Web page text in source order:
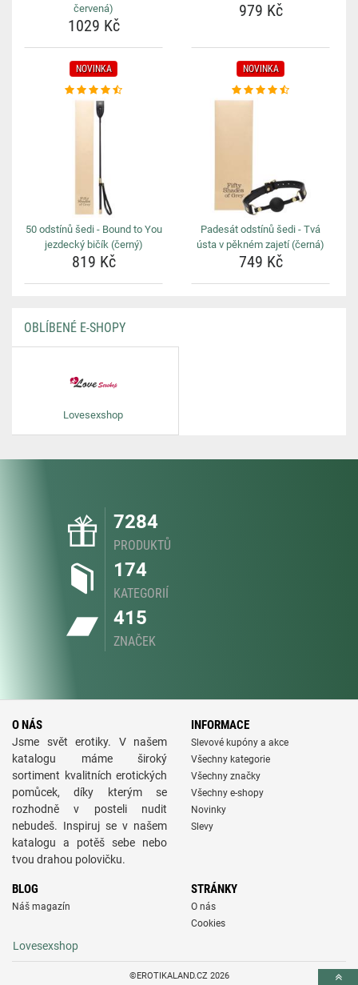
červená)
1029 Kč
979 Kč
NOVINKA
50 odstínů šedi - Bound to You
jezdecký bičík (černý)
819 Kč
NOVINKA
Padesát odstínů šedi - Tvá
ústa v pěkném zajetí (černá)
749 Kč
OBLÍBENÉ E-SHOPY
Lovesexshop
7284
PRODUKTŮ
174
KATEGORIÍ
415
ZNAČEK
O NÁS
Jsme svět erotiky. V našem
katalogu máme široký
sortiment kvalitních erotických
pomůcek, díky kterým se
rozhodně v posteli nudit
nebudeš. Inspiruj se v našem
katalogu a potěš sebe nebo
tvou drahou polovičku.
INFORMACE
Slevové kupóny a akce
Všechny kategorie
Všechny značky
Všechny e-shopy
Novinky
Slevy
BLOG
Náš magazín
STRÁNKY
O nás
Cookies
Lovesexshop
©EROTIKALAND.CZ 2026